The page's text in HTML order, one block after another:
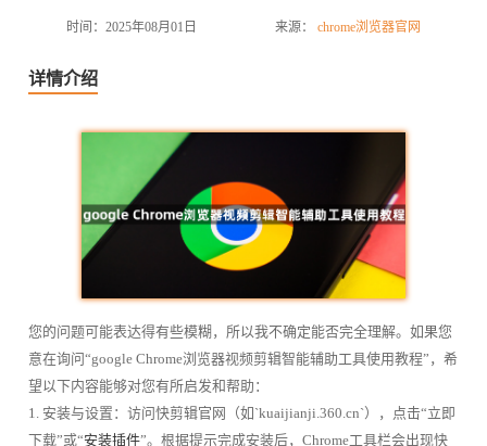
时间：2025年08月01日 来源： chrome浏览器官网
详情介绍
您的问题可能表达得有些模糊，所以我不确定能否完全理解。如果您
意在询问“google Chrome浏览器视频剪辑智能辅助工具使用教程”，希
望以下内容能够对您有所启发和帮助：
1. 安装与设置：访问快剪辑官网（如`kuaijianji.360.cn`），点击“立即
下载”或“安装插件”。根据提示完成安装后，Chrome工具栏会出现快